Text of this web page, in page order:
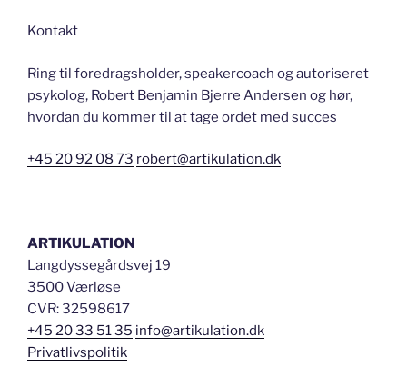
Kontakt
Ring til foredragsholder, speakercoach og autoriseret
psykolog, Robert Benjamin Bjerre Andersen og hør,
hvordan du kommer til at tage ordet med succes
+45 20 92 08 73 robert@artikulation.dk
ARTIKULATION
Langdyssegårdsvej 19
3500 Værløse
CVR: 32598617
+45 20 33 51 35 info@artikulation.dk
Privatlivspolitik